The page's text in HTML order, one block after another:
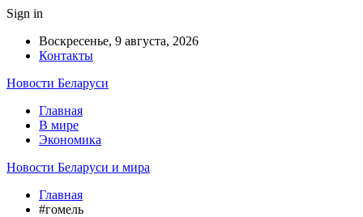
Sign in
Воскресенье, 9 августа, 2026
Контакты
Новости Беларуси
Главная
В мире
Экономика
Новости Беларуси и мира
Главная
#гомель